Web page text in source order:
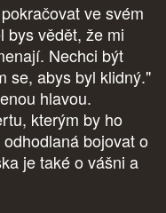
ve svém
bys vědět, že mi
Nechci být
se, abys byl klidný."
hlavou.
kterým by ho
bojovat o
je také o vášni a